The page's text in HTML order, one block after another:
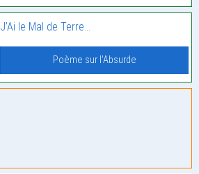
J’Ai le Mal de Terre…
Poème sur l'Absurde